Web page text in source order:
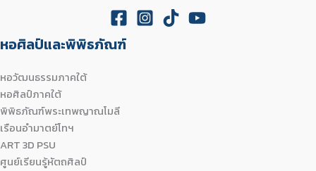
หอศิลป์และพิพิธภัณฑ์
หอวัฒนธรรมภาคใต้
หอศิลป์ภาคใต้
พิพิธภัณฑ์พระเทพญาณโมลี
เรือนอำมาตย์โทฯ
ART 3D PSU
ศูนย์เรียนรู้หัตถศิลป์